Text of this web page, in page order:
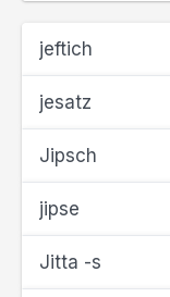
jeftich
jesatz
Jipsch
jipse
Jitta -s